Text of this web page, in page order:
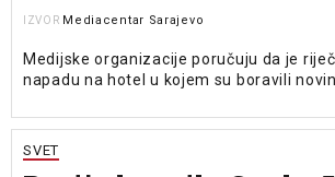
IZVOR Mediacentar Sarajevo
Medijske organizacije poručuju da je
napadu na hotel u kojem su boravili
SVET